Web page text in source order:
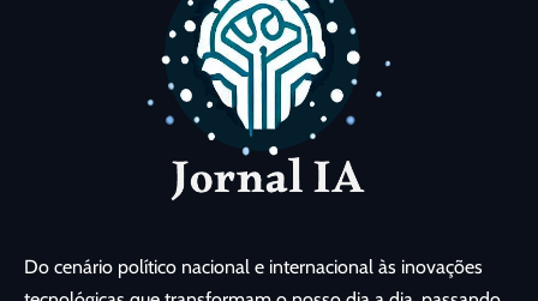
Do cenário político nacional e internacional às inovações